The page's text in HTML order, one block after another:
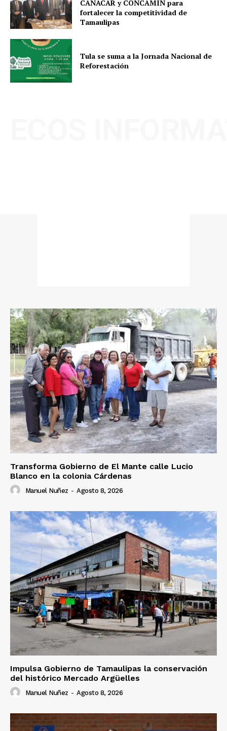
CANACAR y CONCAMIN para
fortalecer la competitividad de
Tamaulipas
Tula se suma a la Jornada Nacional de
Reforestación
Transforma Gobierno de El Mante calle Lucio
Blanco en la colonia Cárdenas
Manuel Nuñez - Agosto 8, 2026
Impulsa Gobierno de Tamaulipas la conservación
del histórico Mercado Argüelles
Manuel Nuñez - Agosto 8, 2026